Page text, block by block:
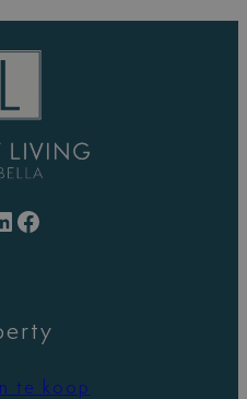
Facebook
te koop